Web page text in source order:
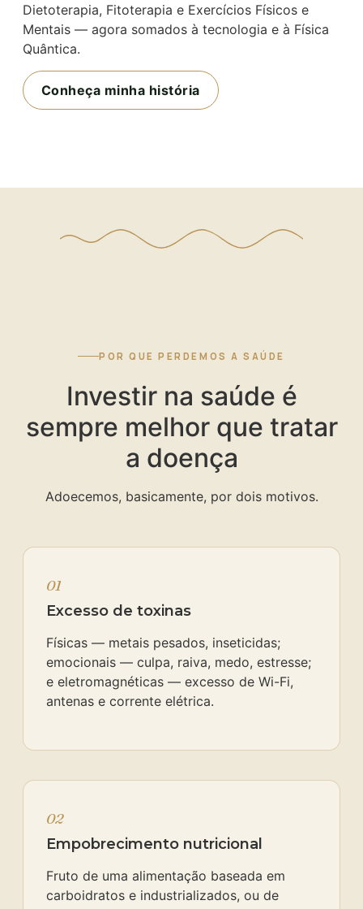
Dietoterapia, Fitoterapia e Exercícios Físicos e
Mentais — agora somados à tecnologia e à Física
Quântica.
Conheça minha história
POR QUE PERDEMOS A SAÚDE
Investir na saúde é
sempre melhor que tratar
a doença
Adoecemos, basicamente, por dois motivos.
01
Excesso de toxinas
Físicas — metais pesados, inseticidas;
emocionais — culpa, raiva, medo, estresse;
e eletromagnéticas — excesso de Wi-Fi,
antenas e corrente elétrica.
02
Empobrecimento nutricional
Fruto de uma alimentação baseada em
carboidratos e industrializados, ou de